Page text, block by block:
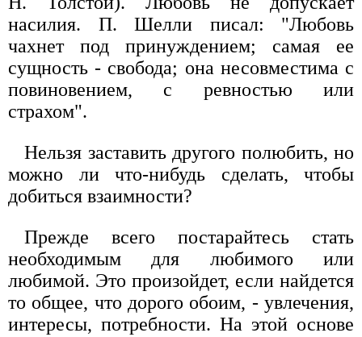
насилия. П. Шелли писал: "Любовь
чахнет под принуждением; самая ее
сущность - свобода; она несовместима с
повиновением, с ревностью или
страхом".
Нельзя заставить другого полюбить, но
можно ли что-нибудь сделать, чтобы
добиться взаимности?
Прежде всего постарайтесь стать
необходимым для любимого или
любимой. Это произойдет, если найдется
то общее, что дорого обоим, - увлечения,
интересы, потребности. На этой основе